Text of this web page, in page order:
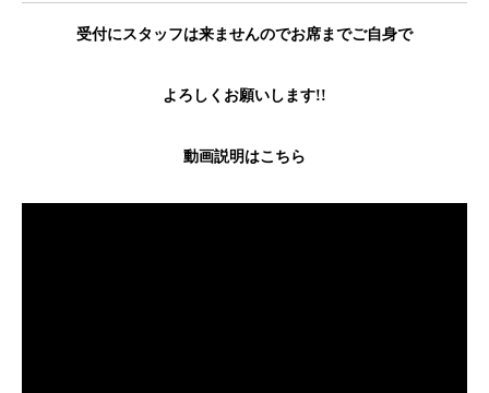
受付にスタッフは来ませんのでお席までご自身で
よろしくお願いします!!
動画説明はこちら